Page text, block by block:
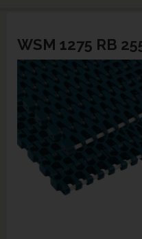
WSM 1275 RB